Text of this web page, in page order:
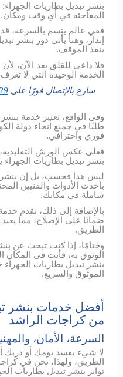
بنشر تبديل بطاريات
المفاجئة في أي وقت ومكان.
ففي عالم يتسم بالسرعة،
إنذار، وهنا يأتي دور بنشر
ينقذ الموقف.
فلا داعي للقلق بعد الآن،
الخدمة الوحيدة التي لا
سارع بالإتصال فورًا على
وفي الواقع، تعتبر خدمة بنشر
طلبًا في جميع أنحاء دولة
فوري واحترافي.
فعلى عكس الورش التقليدية،
بنشر تبديل بطاريات الجهراء
ليس هذا فحسب، بل إن بنشر
بأحدث الأدوات والفنيين
شاملة في مكانك.
بالإضافة إلى ذلك، تقدم
ضمانًا على الإصلاح، مما
الطريق.
وختامًا، إذا كنت تبحث عن
الوثوق به، فأنت في المكان
بنشر تبديل بطاريات الجهراء
الموثوق والسريع.
أفضل خدمات بنشر
من كراجات الراشد
السرعة، الأمان،
لا شيء يفسد يومك أو دربك
الطريق، ولهذا، نحن في
تواير بنشر تبديل بطاريات